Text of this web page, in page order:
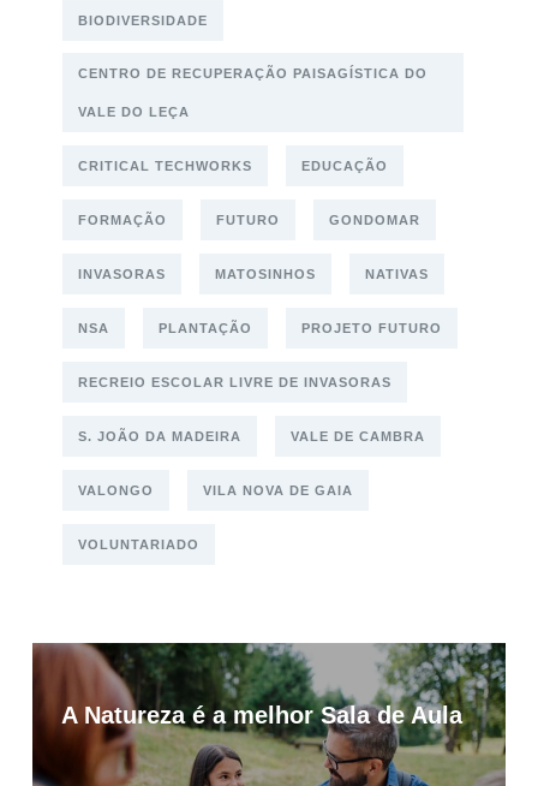
BIODIVERSIDADE
CENTRO DE RECUPERAÇÃO PAISAGÍSTICA DO
VALE DO LEÇA
CRITICAL TECHWORKS EDUCAÇÃO
FORMAÇÃO FUTURO GONDOMAR
INVASORAS MATOSINHOS NATIVAS
NSA PLANTAÇÃO PROJETO FUTURO
RECREIO ESCOLAR LIVRE DE INVASORAS
S. JOÃO DA MADEIRA VALE DE CAMBRA
VALONGO VILA NOVA DE GAIA
VOLUNTARIADO
A Natureza é a melhor Sala de Aula